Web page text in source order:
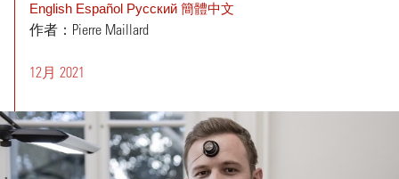
English Español Pусский 簡體中文
作者：Pierre Maillard
12月 2021